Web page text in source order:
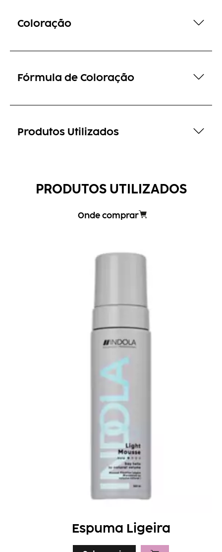
Coloração
Fórmula de Coloração
Produtos Utilizados
PRODUTOS UTILIZADOS
Onde comprar
Espuma Ligeira